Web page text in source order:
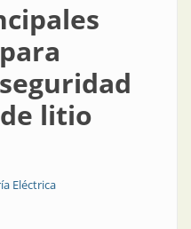
litio
Eléctrica